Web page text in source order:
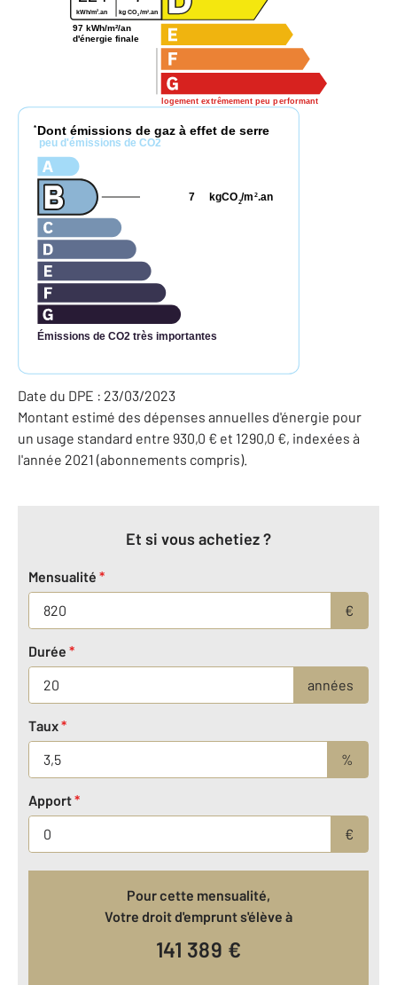
logement extrêmement peu performant
kWh/m2.an kg CO2 /m2 .an
97 kWh/m²/an
d'énergie finale
* Dont émissions de gaz à effet de serre
peu d'émissions de CO2
Émissions de CO2 très importantes
kgCO2/m 2.an
7
Date du DPE : 23/03/2023
Montant estimé des dépenses annuelles d'énergie pour
un usage standard entre 930,0 € et 1290,0 €, indexées à
l'année 2021 (abonnements compris).
Et si vous achetiez ?
Mensualité *
€
Durée *
années
Taux*
%
Apport*
€
Pour cette mensualité,
Votre droit d'emprunt s'élève à
141 389 €